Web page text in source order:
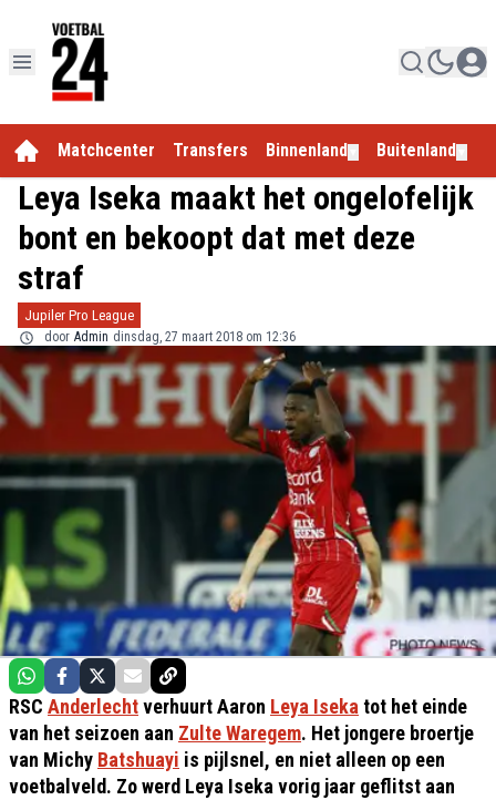
Matchcenter Transfers Binnenland Buitenland
Leya Iseka maakt het ongelofelijk
bont en bekoopt dat met deze
straf
Jupiler Pro League
door Admin dinsdag, 27 maart 2018 om 12:36
RSC Anderlechtverhuurt Aaron Leya Iseka tot het einde
van het seizoen aan Zulte Waregem. Het jongere broertje
van Michy Batshuayi is pijlsnel, en niet alleen op een
voetbalveld. Zo werd Leya Iseka vorig jaar geflitst aan